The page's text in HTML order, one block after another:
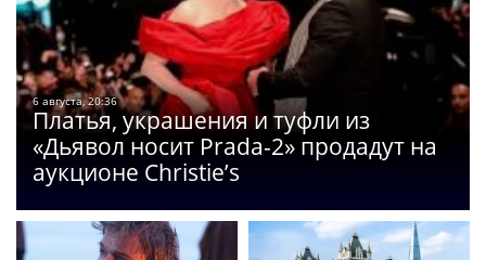
6 августа, 20:36
Платья, украшения и туфли из
«Дьявол носит Prada-2» продадут на
аукционе Christie’s